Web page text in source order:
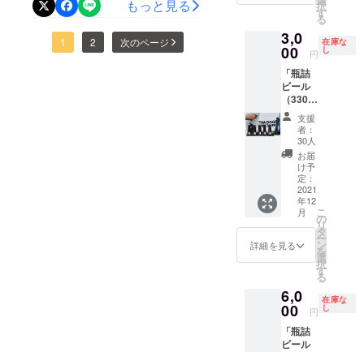
と合わせて楽しんでいただ
議では、広報の担当を
YouTube・クラウドファン
ディング・Instagramの3グ
BREWINGさんにご協力い
ただきお店で第一回おつま
もっと見る
1 2 次のページ
定30
セッ
ト） ＊
学生セ
レク
ショ
ン す
ぎビー
ルに合
うおつ
まみ
セット
（限定
30セッ
販売等
につい
案者で
酒造免
許を保
有して
ト） ＊
学生オ
リジナ
ルス
テッ
カーと
お礼の
お手紙
付き ＊
六甲山
間伐材
で作っ
たオリ
ジナル
コース
き（限
定20
学生セ
レク
ショ
ン す
日以降
の発送
ます。
＊六甲
山すぎ
の葉
ビール
330ml
（瓶
詰）2本
入り ＊
学生オ
リジナ
ルス
テッ
カーと
定コー
スター
は無く
なりま
り500円
アップ
になり
ますが
特性オ
リジナ
ル缶
バッチ
をおつ
けしま
す！！
おうち
でゆっ
くり
ビール
を楽し
みたい
方や贈
届けた
い方の
に、瓶
詰ビー
択
す
る
3,0
00 円
在庫な
し
「瓶詰
ビール
（330m
l) 2本
セッ
ト！！
」 おう
ちで
ゆっく
りビー
ルを楽
しみた
い方や
贈り物
として
い方の
ため
に、瓶
詰ビー
ル2本
支援
者：
30人
お届
け予
定：
2021
年12
月
詳細を見る
こ
の
リ
タ
ー
ン
を
選
択
す
る
6,0
00 円
在庫な
し
「瓶詰
ビール